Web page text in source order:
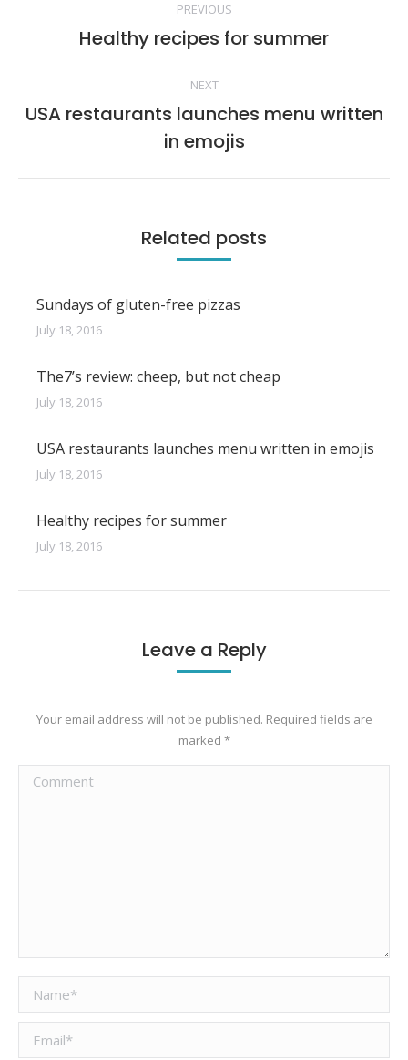
PREVIOUS
Previous
Healthy recipes for summer
NEXT
Next
post:
USA restaurants launches menu written
in emojis
Related posts
Sundays of gluten-free pizzas
July 18, 2016
The7’s review: cheep, but not cheap
July 18, 2016
USA restaurants launches menu written in emojis
July 18, 2016
Healthy recipes for summer
July 18, 2016
Leave a Reply
Your email address will not be published. Required fields are
marked *
Comment
Name *
Email *